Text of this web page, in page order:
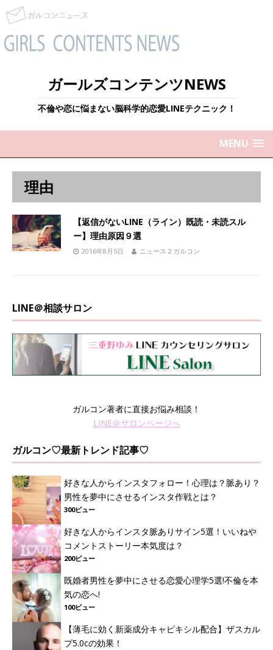
ガールズコンテンツNEWS
不倫や恋に悩まない脳科学的恋愛LINEテクニック！
MENU
理由
【返信がないLINE（ライン）既読・未読スル
ー】理由原因９選
2016年8月5日 ニュース２ガルコン
LINE＠相談サロン
ガルコン著者に直接お悩み相談！
LINE＠サロンページへ
ガルコン♡最新トレンド記事♡
好きな人からインスタフォロー！心理は？脈あり？
男性を夢中にさせるインスタ作戦とは？
300ビュー
好きな人からインスタ脈ありサイン5選！いいねや
コメントストーリー本気度は？
200ビュー
既婚者男性を夢中にさせる恋愛心理学5選!不倫を本
気の恋へ!
100ビュー
【薄毛に効く新薬成分キャピキシル配合】ザスカル
プ5.0cの効果！